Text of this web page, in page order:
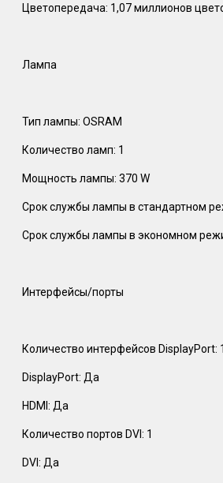
Цветопередача: 1,07 миллионов
Лампа
Тип лампы: OSRAM
Количество ламп: 1
Мощность лампы: 370 W
Срок службы лампы в стандартном
Срок службы лампы в экономном
Интерфейсы/порты
Количество интерфейсов DisplayPort: 1
DisplayPort: Да
HDMI: Да
Количество портов DVI: 1
DVI: Да